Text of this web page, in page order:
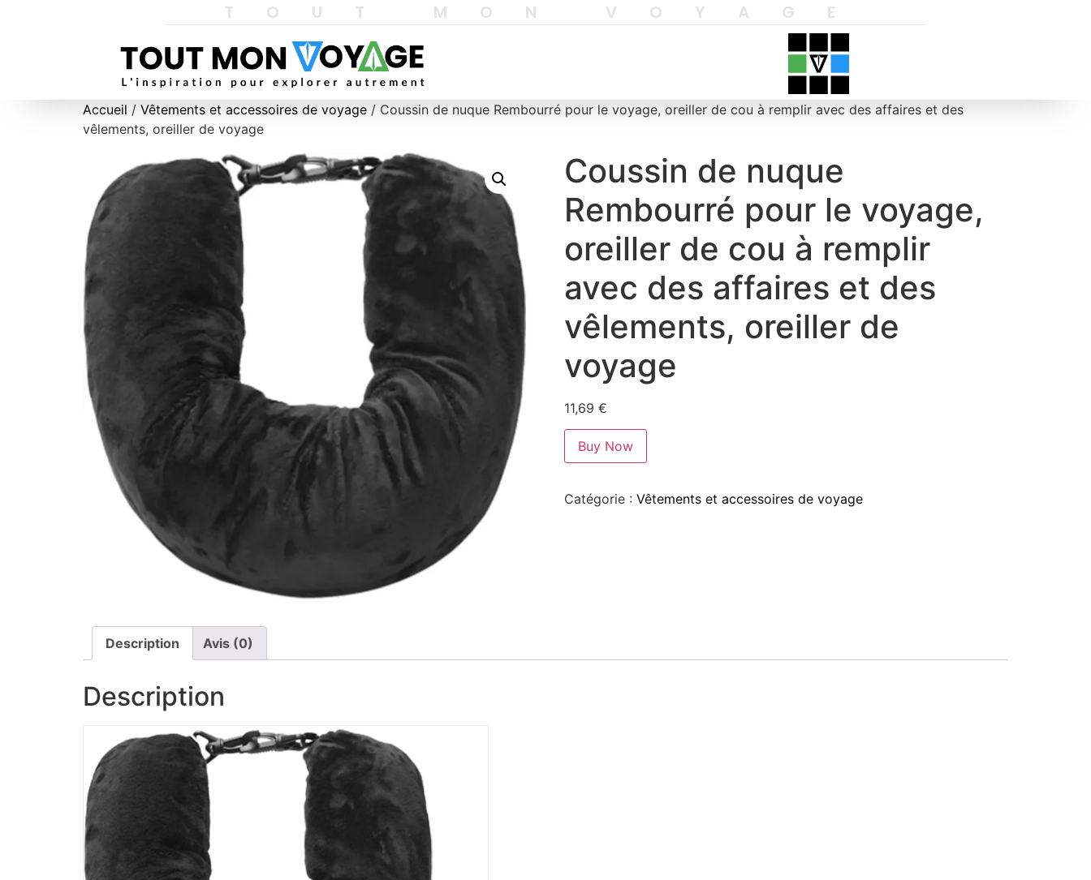
TOUT MON VOYAGE
Accueil / Vêtements et accessoires de voyage / Coussin de nuque Rembourré pour le voyage, oreiller de cou à remplir avec des affaires et des
vêlements, oreiller de voyage
Coussin de nuque
Rembourré pour le voyage,
oreiller de cou à remplir
avec des affaires et des
vêlements, oreiller de
voyage
11,69 €
Buy Now
Catégorie : Vêtements et accessoires de voyage
Description Avis (0)
Description